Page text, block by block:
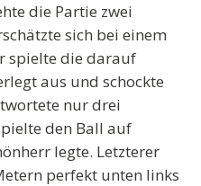
die Partie zwei
sich bei einem
spielte die darauf
aus und schockte
nur drei
den Ball auf
legte. Letzterer
perfekt unten links